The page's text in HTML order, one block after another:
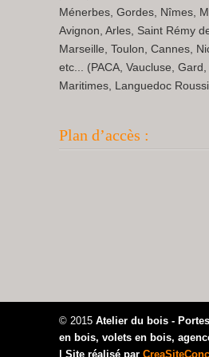
Ménerbes, Gordes, Nîmes,
Avignon, Arles, Saint Rémy
Marseille, Toulon, Cannes,
etc... (PACA, Vaucluse, Gard,
Maritimes, Languedoc
Plan d’accès :
© 2015 Atelier du bois -
en bois, volets en bois,
| Site réalisé par